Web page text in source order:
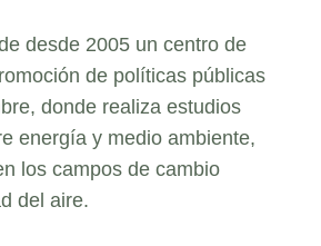
desde 2005 un centro de
de políticas públicas
donde realiza estudios
energía y medio ambiente,
los campos de cambio
del aire.